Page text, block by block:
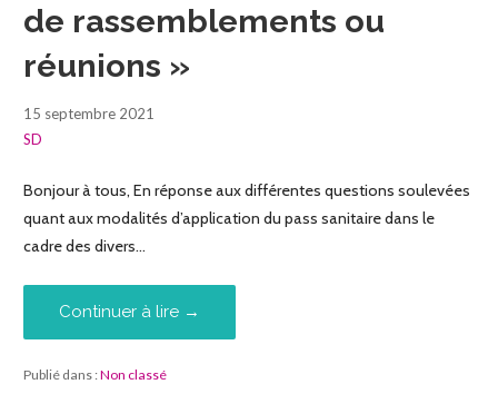
de rassemblements ou
réunions »
15 septembre 2021
SD
Bonjour à tous, En réponse aux différentes questions soulevées
quant aux modalités d’application du pass sanitaire dans le
cadre des divers…
Continuer à lire →
Publié dans :Non classé